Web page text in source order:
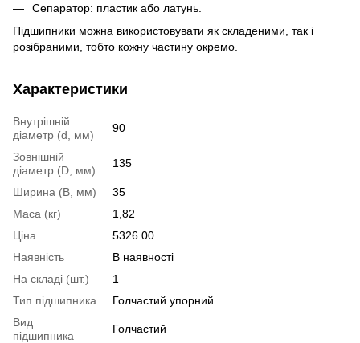
Сепаратор: пластик або латунь.
Підшипники можна використовувати як складеними, так і
розібраними, тобто кожну частину окремо.
Характеристики
Внутрішній
діаметр (d, мм)
90
Зовнішній
діаметр (D, мм)
135
Ширина (B, мм)
35
Маса (кг)
1,82
Ціна
5326.00
Наявність
В наявності
На складі (шт.)
1
Тип підшипника
Голчастий упорний
Вид
підшипника
Голчастий